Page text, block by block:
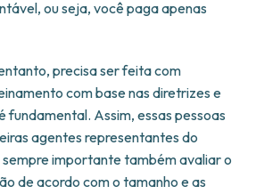
ou seja, você paga apenas
precisa ser feita com
com base nas diretrizes e
fundamental. Assim, essas pessoas
agentes representantes do
sempre importante também avaliar o
de acordo com o tamanho e as